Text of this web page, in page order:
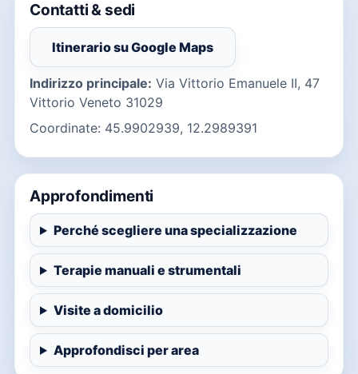
Contatti & sedi
Itinerario su Google Maps
(si apre in una nuova finestra)
Indirizzo principale: Via Vittorio Emanuele II, 47
Vittorio Veneto 31029
Coordinate: 45.9902939, 12.2989391
Approfondimenti
Perché scegliere una specializzazione
Terapie manuali e strumentali
Visite a domicilio
Approfondisci per area